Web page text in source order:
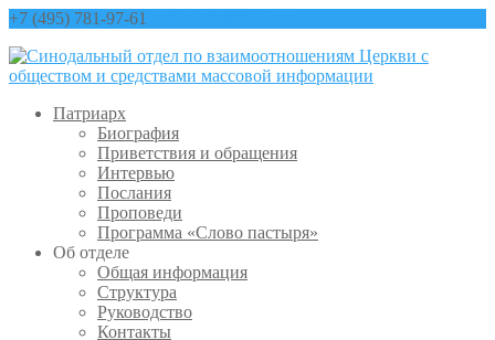
+7 (495) 781-97-61
Патриарх
Биография
Приветствия и обращения
Интервью
Послания
Проповеди
Программа «Слово пастыря»
Об отделе
Общая информация
Структура
Руководство
Контакты